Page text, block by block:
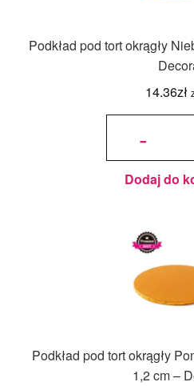
Podkład pod tort okrągły
14.36zł
-
ilość
okrągły
Niebieski
Ø 25 cm,
h 1,2 cm
Decora
Dodaj do
Podkład pod tort okrągły
1,2 cm –